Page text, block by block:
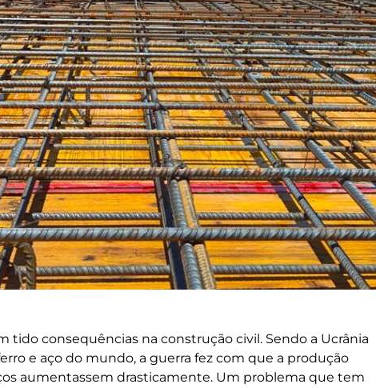
tido consequências na construção civil. Sendo a Ucrânia
e aço do mundo, a guerra fez com que a produção
aumentassem drasticamente. Um problema que tem